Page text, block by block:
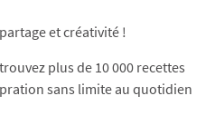
et créativité !
plus de 10 000 recettes
sans limite au quotidien